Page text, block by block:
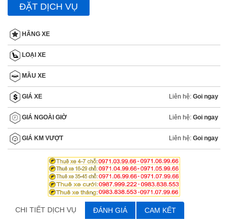
ĐẶT DỊCH VỤ
HÃNG XE
LOẠI XE
MẦU XE
GIÁ XE Liên hệ: Goi ngay
GIÁ NGOÀI GIỜ Liên hệ: Goi ngay
GIÁ KM VƯỢT Liên hệ: Goi ngay
CHI TIẾT DỊCH VỤ ĐÁNH GIÁ CAM KẾT